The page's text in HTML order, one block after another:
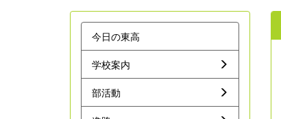
今日の東高
学校案内
部活動